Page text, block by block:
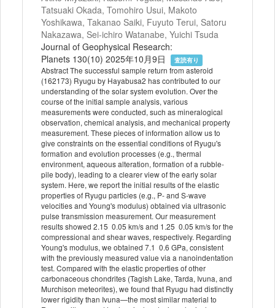
Tatsuaki Okada, Tomohiro Usui, Makoto
Yoshikawa, Takanao Saiki, Fuyuto Terui, Satoru
Nakazawa, Sei‐ichiro Watanabe, Yuichi Tsuda
Journal of Geophysical Research:
Planets 130(10) 2025年10月9日
査読有り
Abstract The successful sample return from asteroid
(162173) Ryugu by Hayabusa2 has contributed to our
understanding of the solar system evolution. Over the
course of the initial sample analysis, various
measurements were conducted, such as mineralogical
observation, chemical analysis, and mechanical property
measurement. These pieces of information allow us to
give constraints on the essential conditions of Ryugu's
formation and evolution processes (e.g., thermal
environment, aqueous alteration, formation of a rubble‐
pile body), leading to a clearer view of the early solar
system. Here, we report the initial results of the elastic
properties of Ryugu particles (e.g., P‐ and S‐wave
velocities and Young's modulus) obtained via ultrasonic
pulse transmission measurement. Our measurement
results showed 2.15 0.05 km/s and 1.25 0.05 km/s for the
compressional and shear waves, respectively. Regarding
Young's modulus, we obtained 7.1 0.6 GPa, consistent
with the previously measured value via a nanoindentation
test. Compared with the elastic properties of other
carbonaceous chondrites (Tagish Lake, Tarda, Ivuna, and
Murchison meteorites), we found that Ryugu had distinctly
lower rigidity than Ivuna—the most similar material to